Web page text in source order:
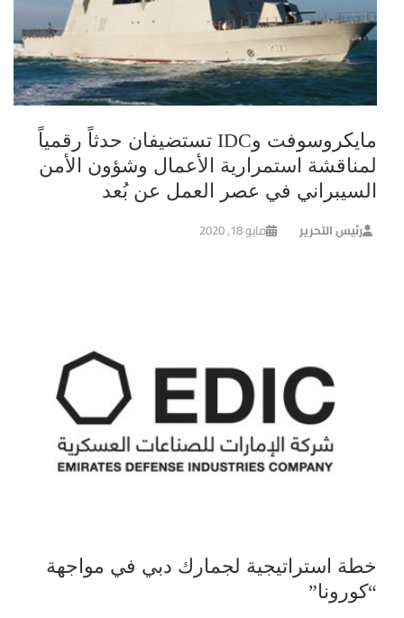
مايكروسوفت وIDC تستضيفان حدثاً رقمياً
لمناقشة استمرارية الأعمال وشؤون الأمن
السيبراني في عصر العمل عن بُعد
رئيس التحرير مايو 18, 2020
خطة استراتيجية لجمارك دبي في مواجهة
“كورونا”